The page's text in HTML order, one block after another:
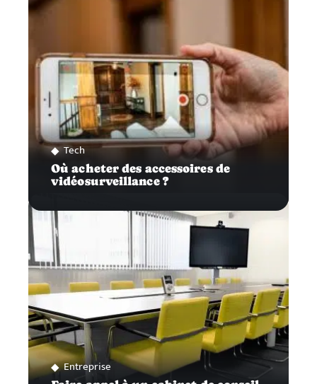
Tech
Où acheter des accessoires de
vidéosurveillance ?
Entreprise